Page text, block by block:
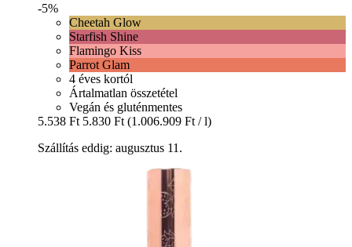
-5%
Cheetah Glow
Starfish Shine
Flamingo Kiss
Parrot Glam
4 éves kortól
Ártalmatlan összetétel
Vegán és gluténmentes
5.538 Ft 5.830 Ft (1.006.909 Ft / l)
Szállítás eddig: augusztus 11.